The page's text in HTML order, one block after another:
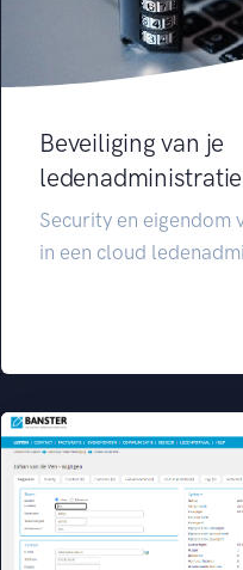
Beveiliging van je
ledenadministratie
Security en eigendom
in een cloud